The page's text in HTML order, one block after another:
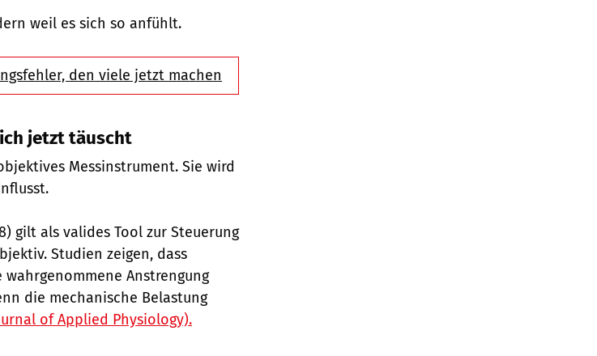
weil es sich so anfühlt.
den viele jetzt machen
jetzt täuscht
Messinstrument. Sie wird
gilt als valides Tool zur Steuerung
Studien zeigen, dass
Anstrengung
die mechanische Belastung
of Applied Physiology).